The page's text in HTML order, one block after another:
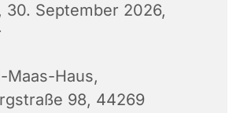
30. September 2026,
Maas-Haus,
98, 44269